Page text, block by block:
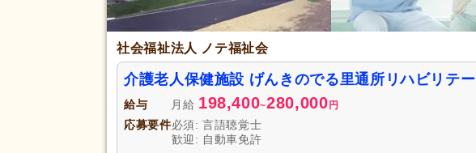
社会福祉法人 ノテ福祉会
介護老人保健施設 げんきのでる里通所リハビリテ
給与 月給 198,400~280,000円
応募要件必須: 言語聴覚士
歓迎: 自動車免許